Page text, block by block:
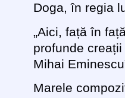
Doga, în regia
„Aici, față în
profunde
Mihai
Marele